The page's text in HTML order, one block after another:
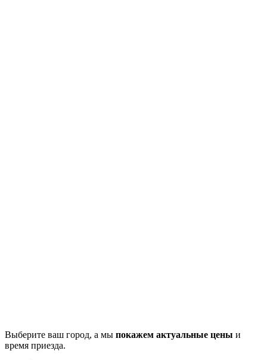
Выберите ваш город, а мы покажем актуальные цены и
время приезда.